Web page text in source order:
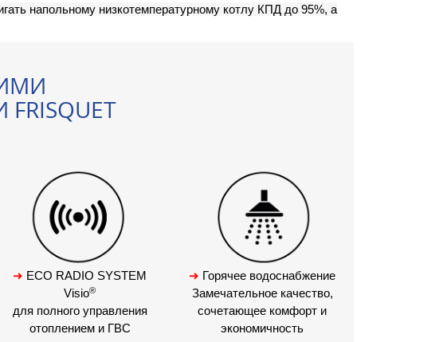
напольному низкотемпературному котлу КПД до 95%, а
➜ ECO RADIO SYSTEM
Visio®
для полного управления
отоплением и ГВС
➜ Горячее водоснабжение
Замечательное качество,
сочетающее комфорт и
экономичность